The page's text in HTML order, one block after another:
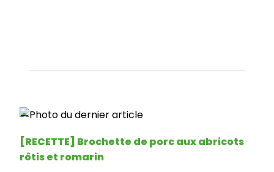
_
[RECETTE] Brochette de porc aux abricots
rôtis et romarin